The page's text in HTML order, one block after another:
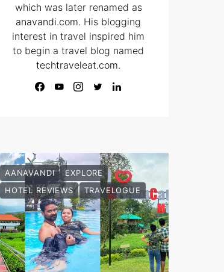
which was later renamed as
anavandi.com. His blogging
interest in travel inspired him
to begin a travel blog named
techtraveleat.com.
AANAVANDI
EXPLORE
HOTEL REVIEWS
TRAVELOGUE